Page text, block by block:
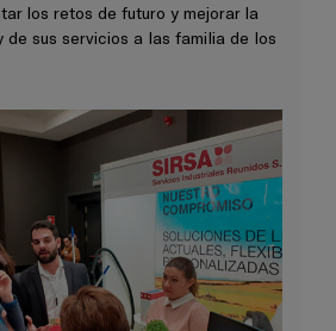
los retos de futuro y mejorar la
de sus servicios a las familia de los